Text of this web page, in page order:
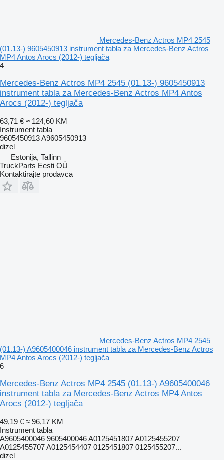
Mercedes-Benz Actros MP4 2545
(01.13-) 9605450913 instrument tabla za Mercedes-Benz Actros
MP4 Antos Arocs (2012-) tegljača
4
Mercedes-Benz Actros MP4 2545 (01.13-) 9605450913
instrument tabla za Mercedes-Benz Actros MP4 Antos
Arocs (2012-) tegljača
63,71 € ≈ 124,60 KM
Instrument tabla
9605450913 A9605450913
dizel
Estonija, Tallinn
TruckParts Eesti OÜ
Kontaktirajte prodavca
Mercedes-Benz Actros MP4 2545
(01.13-) A9605400046 instrument tabla za Mercedes-Benz Actros
MP4 Antos Arocs (2012-) tegljača
6
Mercedes-Benz Actros MP4 2545 (01.13-) A9605400046
instrument tabla za Mercedes-Benz Actros MP4 Antos
Arocs (2012-) tegljača
49,19 € ≈ 96,17 KM
Instrument tabla
A9605400046 9605400046 A0125451807 A0125455207
A0125455707 A0125454407 0125451807 0125455207...
dizel